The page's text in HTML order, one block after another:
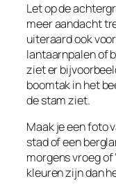
Let op de
meer aandacht
uiteraard ook
lantaarnpalen of
ziet er
boomtak in het
de stam ziet.
Maak je een foto
stad of een
morgens vroeg of
kleuren zijn dan